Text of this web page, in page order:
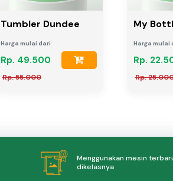
Tumbler Dundee
Harga mulai dari
Rp. 49.500
Rp. 55.000
My
Harga mulai
Rp.
Rp.
Menggunakan mesin
dikelasnya